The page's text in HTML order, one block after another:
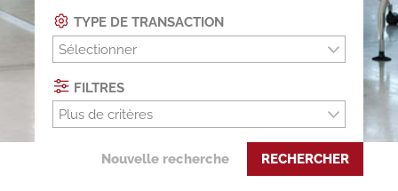
TYPE DE TRANSACTION
Sélectionner
FILTRES
Plus de critères
Nouvelle recherche RECHERCHER